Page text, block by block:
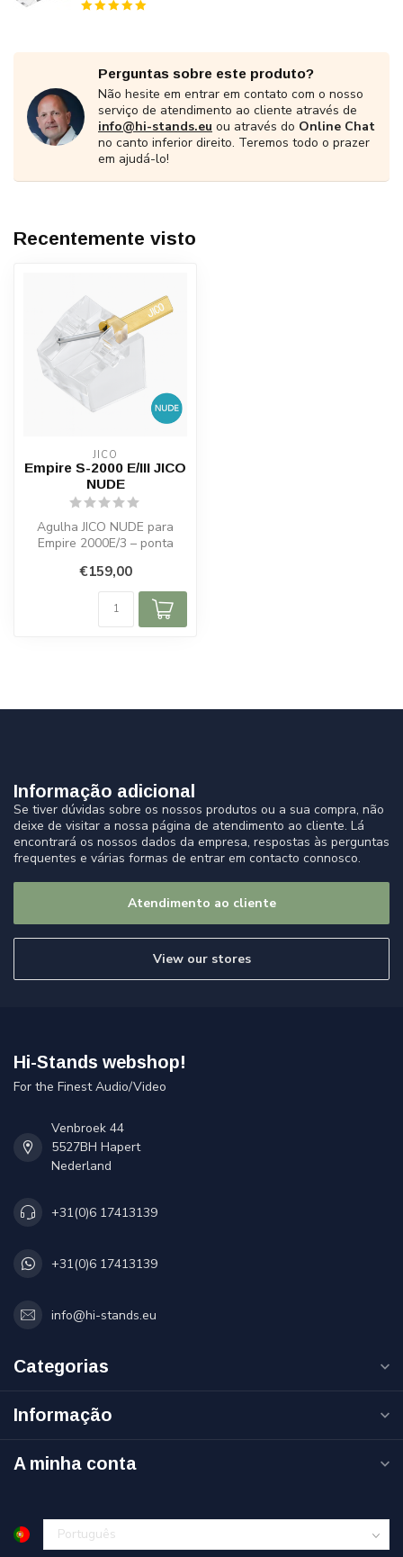
Perguntas sobre este produto?
Não hesite em entrar em contato com o nosso
serviço de atendimento ao cliente através de
info@hi-stands.eu ou através do Online Chat
no canto inferior direito. Teremos todo o prazer
em ajudá-lo!
Recentemente visto
JICO
Empire S-2000 E/III JICO
NUDE
Agulha JICO NUDE para
Empire 2000E/3 – ponta
cantilever d...
€159,00
Informação adicional
Se tiver dúvidas sobre os nossos produtos ou a sua compra, não
deixe de visitar a nossa página de atendimento ao cliente. Lá
encontrará os nossos dados da empresa, respostas às perguntas
frequentes e várias formas de entrar em contacto connosco.
Atendimento ao cliente
View our stores
Hi-Stands webshop!
For the Finest Audio/Video
Venbroek 44
5527BH Hapert
Nederland
+31(0)6 17413139
+31(0)6 17413139
info@hi-stands.eu
Categorias
Informação
A minha conta